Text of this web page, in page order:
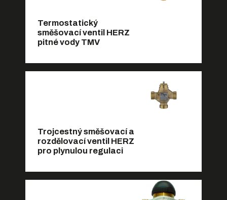
Termostatický
směšovací ventil HERZ
pitné vody TMV
Trojcestný směšovací a
rozdělovací ventil HERZ
pro plynulou regulaci